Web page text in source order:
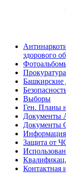
здорового
Башкирские
Выборы
Ген. Планы
Документы
Документы
Информация
Защита от
Контактная